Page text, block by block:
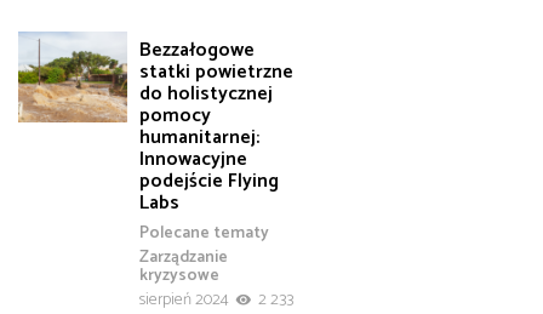
Bezzałogowe
statki powietrzne
do holistycznej
pomocy
humanitarnej:
Innowacyjne
podejście Flying
Labs
Polecane tematy
Zarządzanie
kryzysowe
sierpień 2024
2 233